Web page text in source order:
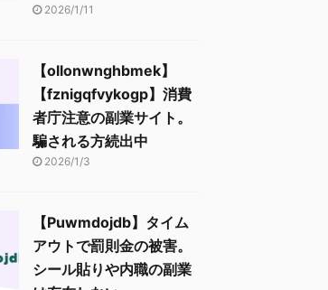
2026/1/11
【ollonwnghbmek】
【fznigqfvykogp】消費
者庁注意の副業サイト。
騙される方続出中
2026/1/3
【Puwmdojdb】タイム
アウトで罰則金の被害。
シール貼りや内職の副業